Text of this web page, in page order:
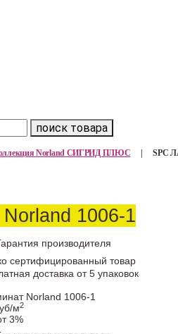
поиск товара
Norland СИГРИД ПЛЮС SPC
1006-1
производителя
сертифицированный товар
доставка от 5 упаковок
Norland 1006-1
м2
3%